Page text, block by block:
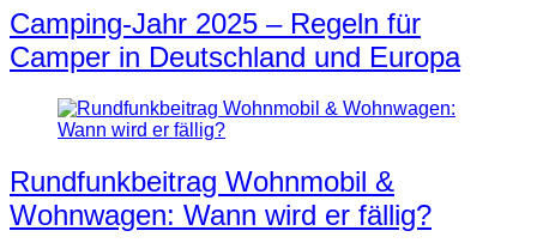
Camping-Jahr 2025 – Regeln für
Camper in Deutschland und Europa
Rundfunkbeitrag Wohnmobil &
Wohnwagen: Wann wird er fällig?